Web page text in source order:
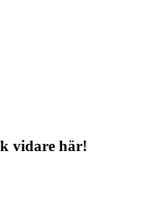
vidare här!